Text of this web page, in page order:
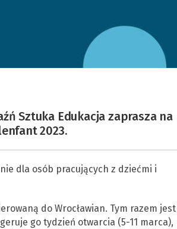
Sztuka Edukacja zaprasza na
2023.
dla osób pracujących z dziećmi i
do Wrocławian. Tym razem
go tydzień otwarcia (5-11 marca),